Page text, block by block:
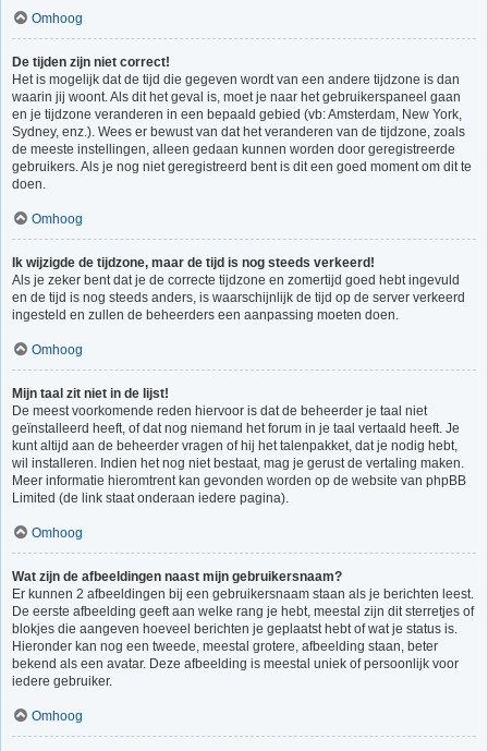
Omhoog
De tijden zijn niet correct!
Het is mogelijk dat de tijd die gegeven wordt van een andere tijdzone is dan
waarin jij woont. Als dit het geval is, moet je naar het gebruikerspaneel gaan
en je tijdzone veranderen in een bepaald gebied (vb: Amsterdam, New York,
Sydney, enz.). Wees er bewust van dat het veranderen van de tijdzone, zoals
de meeste instellingen, alleen gedaan kunnen worden door geregistreerde
gebruikers. Als je nog niet geregistreerd bent is dit een goed moment om dit te
doen.
Omhoog
Ik wijzigde de tijdzone, maar de tijd is nog steeds verkeerd!
Als je zeker bent dat je de correcte tijdzone en zomertijd goed hebt ingevuld
en de tijd is nog steeds anders, is waarschijnlijk de tijd op de server verkeerd
ingesteld en zullen de beheerders een aanpassing moeten doen.
Omhoog
Mijn taal zit niet in de lijst!
De meest voorkomende reden hiervoor is dat de beheerder je taal niet
geïnstalleerd heeft, of dat nog niemand het forum in je taal vertaald heeft. Je
kunt altijd aan de beheerder vragen of hij het talenpakket, dat je nodig hebt,
wil installeren. Indien het nog niet bestaat, mag je gerust de vertaling maken.
Meer informatie hieromtrent kan gevonden worden op de website van phpBB
Limited (de link staat onderaan iedere pagina).
Omhoog
Wat zijn de afbeeldingen naast mijn gebruikersnaam?
Er kunnen 2 afbeeldingen bij een gebruikersnaam staan als je berichten leest.
De eerste afbeelding geeft aan welke rang je hebt, meestal zijn dit sterretjes of
blokjes die aangeven hoeveel berichten je geplaatst hebt of wat je status is.
Hieronder kan nog een tweede, meestal grotere, afbeelding staan, beter
bekend als een avatar. Deze afbeelding is meestal uniek of persoonlijk voor
iedere gebruiker.
Omhoog